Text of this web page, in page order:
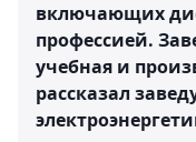
включающих
профессией.
учебная и
рассказал